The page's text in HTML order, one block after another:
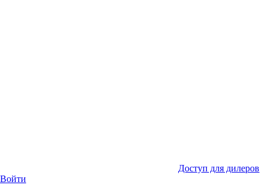
Доступ для дилеров
Войти